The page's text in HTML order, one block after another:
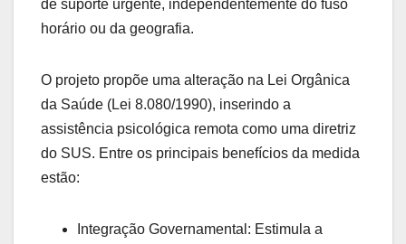
de suporte urgente, independentemente do fuso
horário ou da geografia.
O projeto propõe uma alteração na Lei Orgânica
da Saúde (Lei 8.080/1990), inserindo a
assistência psicológica remota como uma diretriz
do SUS. Entre os principais benefícios da medida
estão:
Integração Governamental: Estimula a